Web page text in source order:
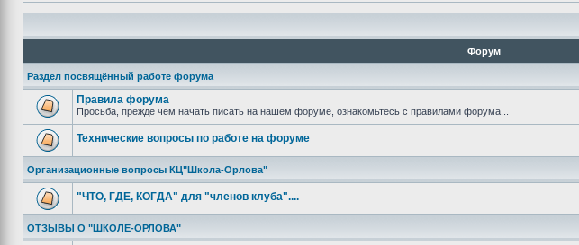
Форум
Раздел посвящённый работе форума
Правила форума
Просьба, прежде чем начать писать на нашем форуме, ознакомьтесь с правилами форума...
Технические вопросы по работе на форуме
Организационные вопросы КЦ"Школа-Орлова"
"ЧТО, ГДЕ, КОГДА" для "членов клуба"....
ОТЗЫВЫ О "ШКОЛЕ-ОРЛОВА"